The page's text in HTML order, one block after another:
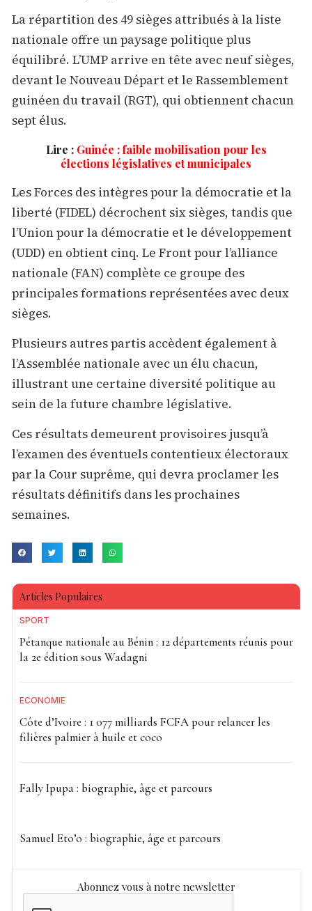
La répartition des 49 sièges attribués à la liste
nationale offre un paysage politique plus
équilibré. L’UMP arrive en tête avec neuf sièges,
devant le Nouveau Départ et le Rassemblement
guinéen du travail (RGT), qui obtiennent chacun
sept élus.
Lire : Guinée : faible mobilisation pour les
élections législatives et municipales
Les Forces des intègres pour la démocratie et la
liberté (FIDEL) décrochent six sièges, tandis que
l’Union pour la démocratie et le développement
(UDD) en obtient cinq. Le Front pour l’alliance
nationale (FAN) complète ce groupe des
principales formations représentées avec deux
sièges.
Plusieurs autres partis accèdent également à
l’Assemblée nationale avec un élu chacun,
illustrant une certaine diversité politique au
sein de la future chambre législative.
Ces résultats demeurent provisoires jusqu’à
l’examen des éventuels contentieux électoraux
par la Cour suprême, qui devra proclamer les
résultats définitifs dans les prochaines
semaines.
Articles Populaires
SPORT
Pétanque nationale au Bénin : 12 départements réunis pour
la 2e édition sous Wadagni
ECONOMIE
Côte d’Ivoire : 1 077 milliards FCFA pour relancer les
filières palmier à huile et coco
Fally Ipupa : biographie, âge et parcours
Samuel Eto’o : biographie, âge et parcours
Abonnez vous à notre newsletter